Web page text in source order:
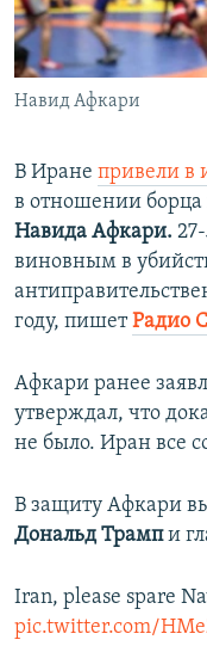
ПОБЕДИТЕЛЕЙ НЕ
ELIFBE
ПРИСОЕДИНЯЙТЕСЬ!
Все сайты RFE/RL
Навид Афкари
В Иране привели в
в отношении
Навида Афкари.
виновным в
году, пишетРадио
Афкари ранее
утверждал, что
не было. Иран все
В защиту Афкари
Дональд Трампи
Iran, please spare
pic.twitter.com/